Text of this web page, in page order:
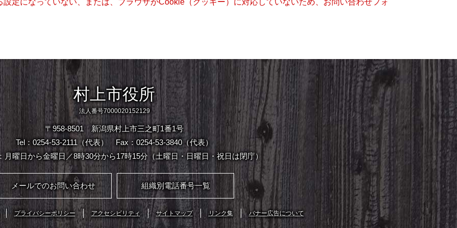
定になっていない、または、ブラウザがCookie（クッキー）に対応していないため、お問い合わせフォ
村上市役所
法人番号7000020152129
〒958-8501 新潟県村上市三之町1番1号
Tel：0254-53-2111（代表）
Fax：0254-53-3840（代表）
月曜日から金曜日／8時30分から17時15分（土曜日・日曜日・祝日は閉庁）
メールでのお問い合わせ 組織別電話番号一覧
プライバシーポリシー アクセシビリティ サイトマップ リンク集 バナー広告について